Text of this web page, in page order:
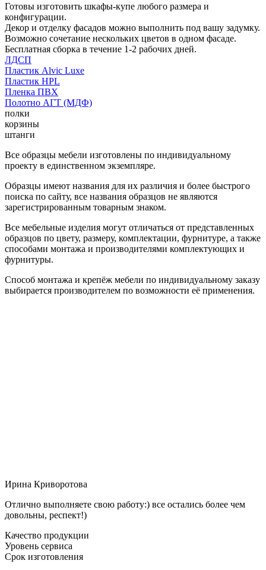
Готовы изготовить шкафы-купе любого размера и
конфигурации.
Декор и отделку фасадов можно выполнить под вашу задумку.
Возможно сочетание нескольких цветов в одном фасаде.
Бесплатная сборка в течение 1-2 рабочих дней.
ЛДСП
Пластик Alvic Luxe
Пластик HPL
Пленка ПВХ
Полотно АГТ (МДФ)
полки
корзины
штанги
Все образцы мебели изготовлены по индивидуальному
проекту в единственном экземпляре.
Образцы имеют названия для их различия и более быстрого
поиска по сайту, все названия образцов не являются
зарегистрированным товарным знаком.
Все мебельные изделия могут отличаться от представленных
образцов по цвету, размеру, комплектации, фурнитуре, а также
способами монтажа и производителями комплектующих и
фурнитуры.
Способ монтажа и крепёж мебели по индивидуальному заказу
выбирается производителем по возможности её применения.
Ирина Криворотова
Отлично выполняете свою работу:) все остались более чем
довольны, респект!)
Качество продукции
Уровень сервиса
Срок изготовления